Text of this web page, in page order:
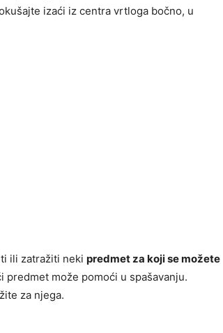
izaći iz centra vrtloga bočno, u
ili zatražiti neki predmet za koji se možete
može pomoći u spašavanju.
za njega.